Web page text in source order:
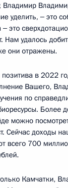
Владимир
уделить, ‒ это
это
Нам удалось
они отражены.
в 2022
Вашего,
по
Более
можно
Сейчас доходы
всего 700
Камчатки,